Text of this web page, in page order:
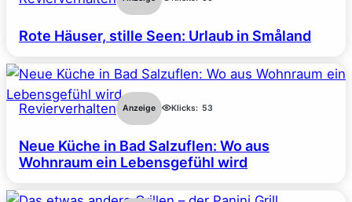
Rote Häuser, stille Seen: Urlaub in Småland
Revierverhalten Anzeige Klicks: 53
Neue Küche in Bad Salzuflen: Wo aus
Wohnraum ein Lebensgefühl wird